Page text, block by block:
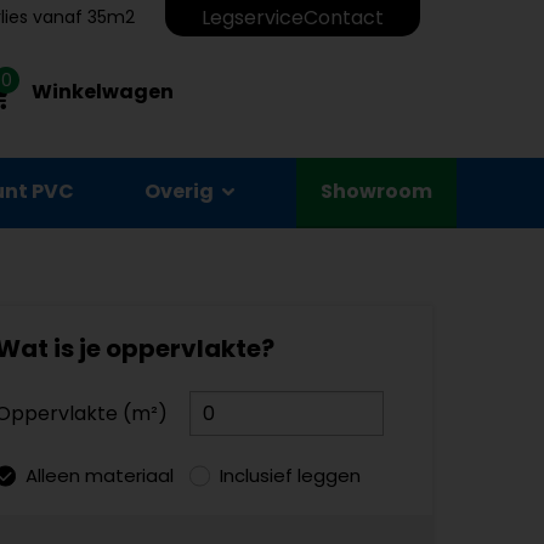
vanaf 35m2 LegserviceContact
0 Winkelwagen
PVC Overig Showroom
is je oppervlakte?
(m²)
Alleen materiaal Inclusief leggen